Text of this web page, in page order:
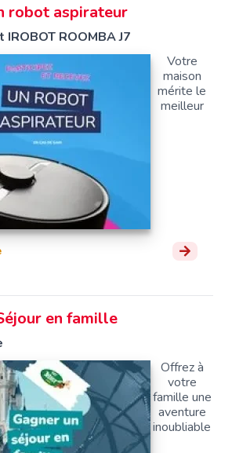
robot aspirateur
ROOMBA J7
Votre
maison
mérite le
meilleur
en famille
Offrez à
votre
famille une
aventure
inoubliable